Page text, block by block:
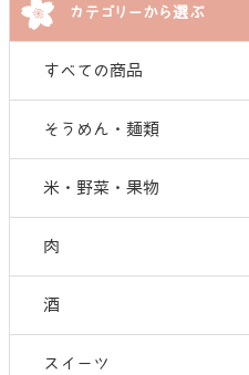
カテゴリーから選ぶ
すべての商品
そうめん・麺類
米・野菜・果物
肉
酒
スイーツ